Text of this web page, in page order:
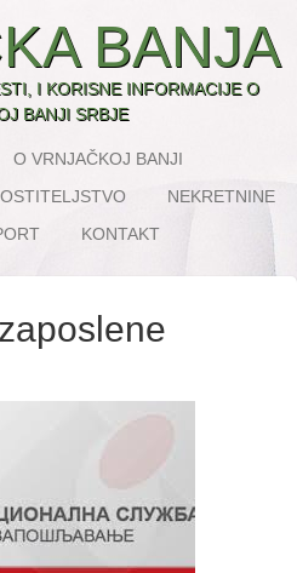
BANJA
I KORISNE INFORMACIJE O
BANJI SRBJE
O VRNJAČKOJ BANJI
NEKRETNINE
KONTAKT